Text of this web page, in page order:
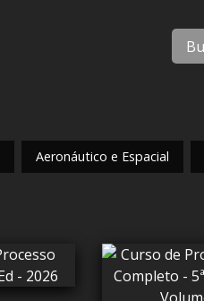
Aeronáutico e Espacial